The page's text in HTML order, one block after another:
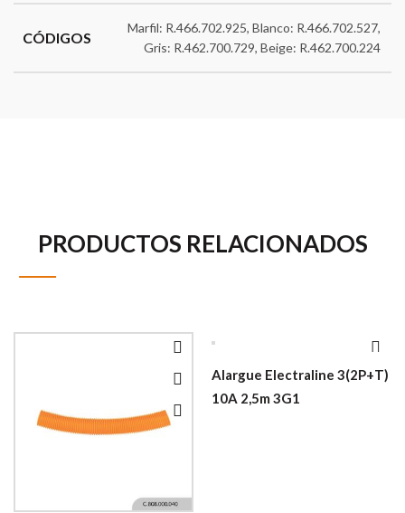
CÓDIGOS
Marfil: R.466.702.925, Blanco: R.466.702.527,
Gris: R.462.700.729, Beige: R.462.700.224
PRODUCTOS RELACIONADOS
Alargue Electraline 3(2P+T)
10A 2,5m 3G1